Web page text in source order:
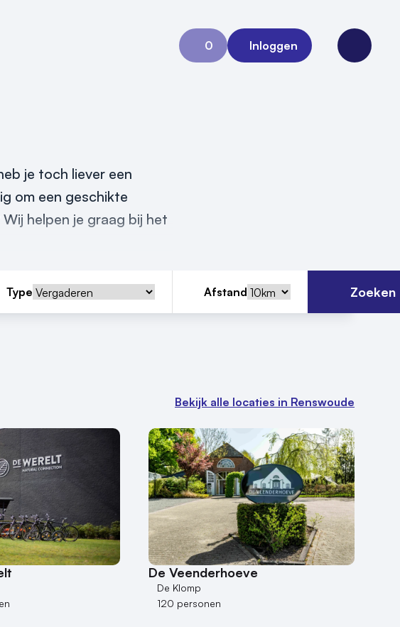
0
Aanvraag 0
Inloggen
Open
je toch liever een
om een geschikte
helpen je graag bij het
Type Afstand Zoeken
Bekijk alle locaties in Renswoude
De Veenderhoeve
De Klomp
120 personen